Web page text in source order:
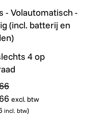
- Volautomatisch -
(incl. batterij en
4 op
excl. btw
incl. btw)